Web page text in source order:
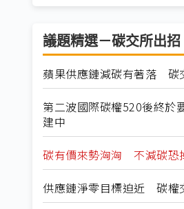
議題精選－碳交所出
蘋果供應鏈減碳有著落 碳
第二波國際碳權520後終於
建中
碳有價來勢洶洶 不減碳恐
供應鏈淨零目標迫近 碳權